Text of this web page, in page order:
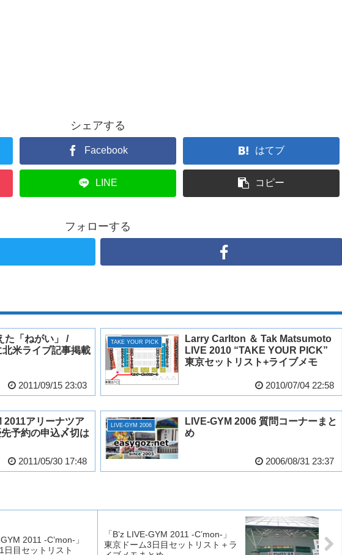
シェアする
Facebook はてブ
LINE コピー
フォローする
た「ねがい」 /
北米ライブ記事掲載
2011/09/15 23:03
TAKE YOUR PICK
Larry Carlton ＆ Tak Matsumoto
LIVE 2010 “TAKE YOUR PICK”
東京セットリスト+ライブメモ
2010/07/04 22:58
2011アリーナツア
予約の申込〆切は
2011/05/30 17:48
LIVE-GYM 2006
LIVE-GYM 2006 質問コーナーまと
め
2006/08/31 23:37
GYM 2011 -C’mon-」
日目セットリスト
「B’z LIVE-GYM 2011 -C’mon-」
東京ドーム3日目セットリスト＋ラ